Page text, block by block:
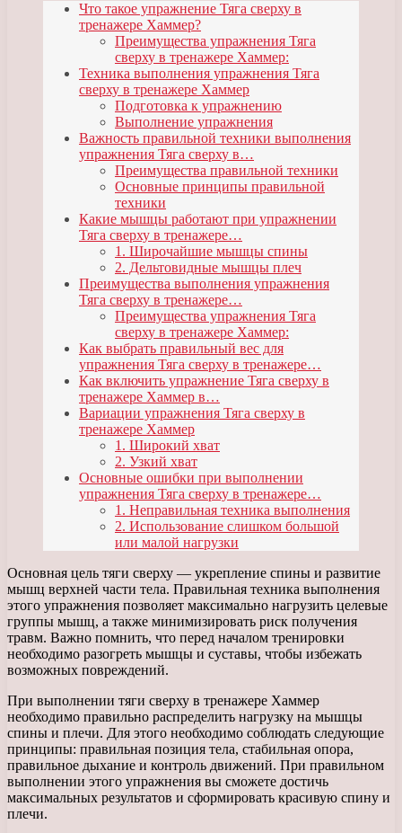
Что такое упражнение Тяга сверху в
тренажере Хаммер?
Преимущества упражнения Тяга
сверху в тренажере Хаммер:
Техника выполнения упражнения Тяга
сверху в тренажере Хаммер
Подготовка к упражнению
Выполнение упражнения
Важность правильной техники выполнения
упражнения Тяга сверху в…
Преимущества правильной техники
Основные принципы правильной
техники
Какие мышцы работают при упражнении
Тяга сверху в тренажере…
1. Широчайшие мышцы спины
2. Дельтовидные мышцы плеч
Преимущества выполнения упражнения
Тяга сверху в тренажере…
Преимущества упражнения Тяга
сверху в тренажере Хаммер:
Как выбрать правильный вес для
упражнения Тяга сверху в тренажере…
Как включить упражнение Тяга сверху в
тренажере Хаммер в…
Вариации упражнения Тяга сверху в
тренажере Хаммер
1. Широкий хват
2. Узкий хват
Основные ошибки при выполнении
упражнения Тяга сверху в тренажере…
1. Неправильная техника выполнения
2. Использование слишком большой
или малой нагрузки
Основная цель тяги сверху — укрепление спины и развитие
мышц верхней части тела. Правильная техника выполнения
этого упражнения позволяет максимально нагрузить целевые
группы мышц, а также минимизировать риск получения
травм. Важно помнить, что перед началом тренировки
необходимо разогреть мышцы и суставы, чтобы избежать
возможных повреждений.
При выполнении тяги сверху в тренажере Хаммер
необходимо правильно распределить нагрузку на мышцы
спины и плечи. Для этого необходимо соблюдать следующие
принципы: правильная позиция тела, стабильная опора,
правильное дыхание и контроль движений. При правильном
выполнении этого упражнения вы сможете достичь
максимальных результатов и сформировать красивую спину и
плечи.